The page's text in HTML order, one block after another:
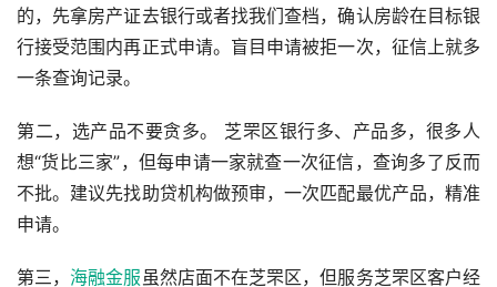
的，先拿房产证去银行或者找我们查档，确认房龄在目标银
行接受范围内再正式申请。盲目申请被拒一次，征信上就多
一条查询记录。
第二，选产品不要贪多。 芝罘区银行多、产品多，很多人
想“货比三家”，但每申请一家就查一次征信，查询多了反而
不批。建议先找助贷机构做预审，一次匹配最优产品，精准
申请。
第三， 海融金服 虽然店面不在芝罘区，但服务芝罘区客户经